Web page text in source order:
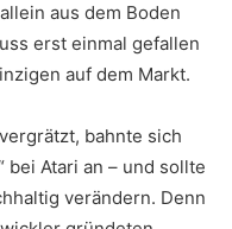
aus dem Boden
erst einmal gefallen
auf dem Markt.
bahnte sich
bei Atari an – und sollte
verändern. Denn